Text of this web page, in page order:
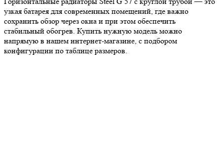
узкая батарея для современных помещений, где важно
сохранить обзор через окна и при этом обеспечить
стабильный обогрев. Купить нужную модель можно
напрямую в нашем интернет-магазине, с подбором
конфигурации по таблице размеров.